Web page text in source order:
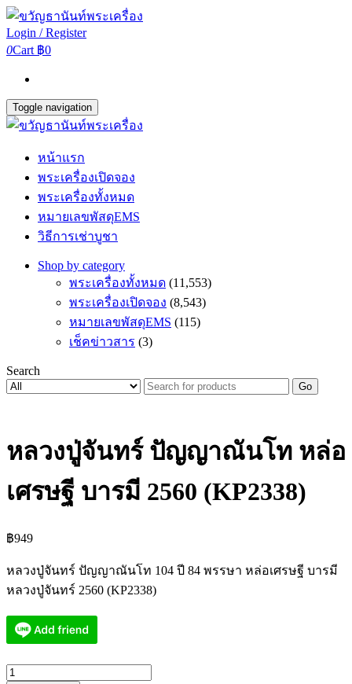
Login / Register
0Cart ฿0
Toggle navigation
หน้าแรก
พระเครื่องเปิดจอง
พระเครื่องทั้งหมด
หมายเลขพัสดุEMS
วิธีการเช่าบูชา
Shop by category
พระเครื่องทั้งหมด (11,553)
พระเครื่องเปิดจอง (8,543)
หมายเลขพัสดุEMS (115)
เช็คข่าวสาร (3)
Search
Go
หลวงปู่จันทร์ ปัญญาณันโท หล่อ
เศรษฐี บารมี 2560 (KP2338)
฿949
หลวงปู่จันทร์ ปัญญาณันโท 104 ปี 84 พรรษา หล่อเศรษฐี บารมี
หลวงปู่จันทร์ 2560 (KP2338)
จำนวน